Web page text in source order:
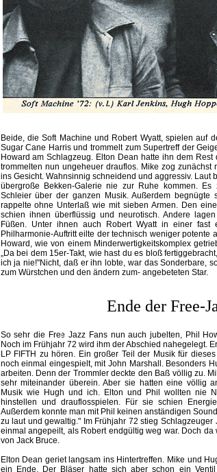
Beide, die Soft Machine und Robert Wyatt, spielen auf
Sugar Cane Harris und trommelt zum Supertreff der
Howard am Schlagzeug. Elton Dean hatte ihn dem
trommelten nun ungeheuer drauflos. Mike zog
ins Gesicht. Wahnsinnig schneidend und aggressiv. Laut
übergroße Bekken-Galerie nie zur Ruhe kommen.
Schleier über der ganzen Musik. Außerdem
rappelte ohne Unterlaß wie mit sieben Armen. Den
schien ihnen überflüssig und neurotisch. Andere
Füßen. Unter ihnen auch Robert Wyatt in einer fast
Philharmonie-Auftritt eilte der technisch weniger
Howard, wie von einem Minderwertigkeitskomplex
„Da bei dem 15er-Takt, wie hast du es bloß
ich ja nie!"Nicht, daß er ihn lobte, war das Sonderbare,
zum Würstchen und den ändern zum- angebeteten Star.
Ende der Free-
So sehr die Free Jazz Fans nun auch jubelten, Phil
Noch im Frühjahr 72 wird ihm der Abschied nahegelegt.
LP FIFTH zu hören. Ein großer Teil der Musik für
noch einmal eingespielt, mit John Marshall. Besonders
arbeiten. Denn der Trommler deckte den Baß völlig zu.
sehr miteinander überein. Aber sie hatten eine völlig
Musik wie Hugh und ich. Elton und Phil wollten nie
hinstellen und drauflosspielen. Für sie schien
Außerdem konnte man mit Phil keinen anständigen
zu laut und gewaltig." Im Frühjahr 72 stieg
einmal angepeilt, als Robert endgültig weg war. Doch
von Jack Bruce.
Elton Dean geriet langsam ins Hintertreffen. Mike und
ein Ende. Der Bläser hatte sich aber schon ein